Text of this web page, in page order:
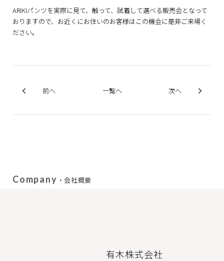
ARIKIパンツを実際に見て、触って、試着して選べる販売会となって
おりますので、お近くにお住いのお客様はこの機会に是非ご来場く
ださい。
前へ 一覧へ 次へ
Company ・会社概要
有木株式会社